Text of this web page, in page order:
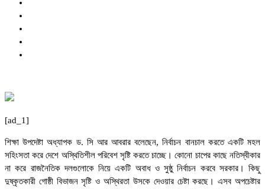
[ad_1]
শিক্ষা উপদেষ্টা অধ্যাপক ড. সি আর আবরার বলেছেন, নির্বাচন বানচাল করতে একটি মহল
সহিংসতা করে দেশে অস্থিতিশীল পরিবেশ সৃষ্টি করতে চাচ্ছে। কোনো চাপের কাছে নতিস্বীকার
না করে রাজনৈতিক দলগুলোকে নিয়ে একটি অবাধ ও সুষ্ঠু নির্বাচন করবে সরকার। কিছু
দুষ্কৃতকারী গোষ্ঠী বিভাজন সৃষ্টি ও অস্থিরতা উসকে দেওয়ার চেষ্টা করছে। এসব অপচেষ্টার